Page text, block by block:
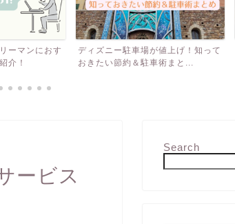
マンにおす
！
ディズニー駐車場が値上げ！知って
おきたい節約＆駐車術まと...
ービス
Search